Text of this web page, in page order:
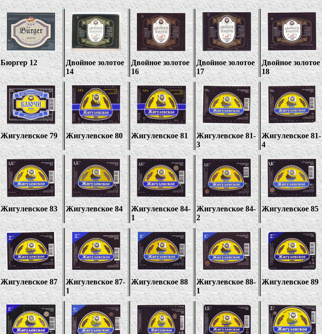
Бюргер 12
Двойное золотое
14
Двойное золотое
16
Двойное золотое
17
Двойное золотое
18
Жигулевское 79 Жигулевское 80 Жигулевское 81 Жигулевское 81-
3
Жигулевское 81-
4
Жигулевское 83 Жигулевское 84
Жигулевское 84-
1
Жигулевское 84-
2
Жигулевское 85
Жигулевское 87
Жигулевское 87-
1
Жигулевское 88
Жигулевское 88-
1
Жигулевское 89